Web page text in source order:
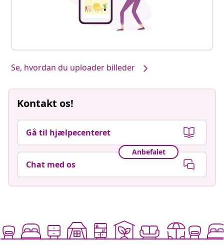
Se, hvordan du uploader billeder
Kontakt os!
Gå til hjælpecenteret
Anbefalet
Chat med os